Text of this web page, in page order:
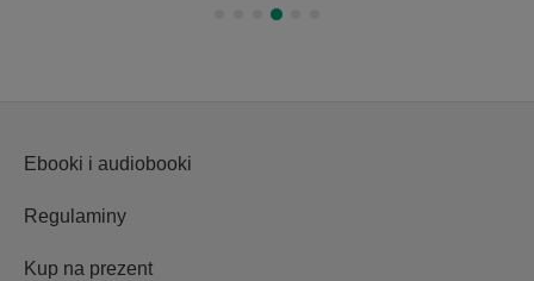
Ebooki i audiobooki
Regulaminy
Kup na prezent